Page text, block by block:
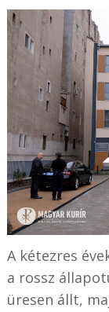
A kétezres
a rossz
üresen állt,